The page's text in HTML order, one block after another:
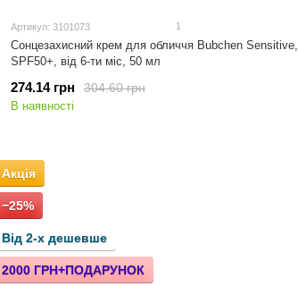
Артикул: 3101073 1
Сонцезахисний крем для обличчя Bubchen Sensitive,
SPF50+, від 6-ти міс, 50 мл
304.60 грн
274.14 грн
В наявності
Акція
−25%
Від 2-х дешевше
2000 ГРН+ПОДАРУНОК